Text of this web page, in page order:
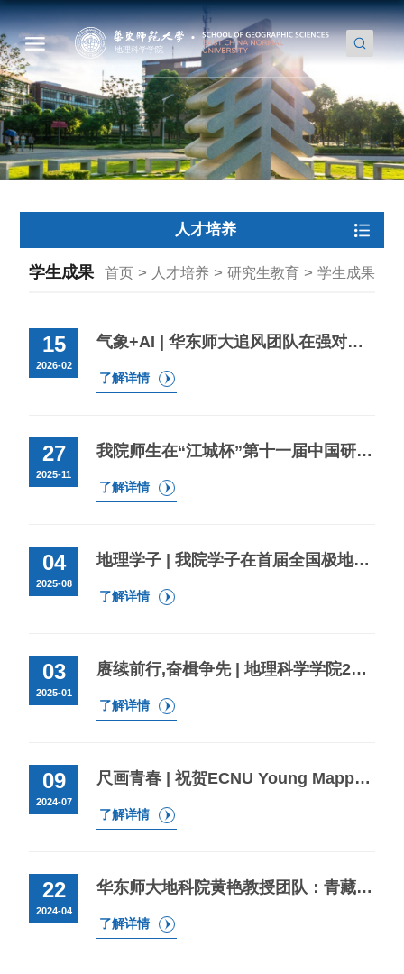
人才培养
首页 > 人才培养 > 研究生教育 > 学生成果
学生成果
15
2026-02
气象+AI | 华东师大追风团队在强对流天气训练数据集智能应用创新挑战活动荣获佳绩
了解详情
27
2025-11
我院师生在“江城杯”第十一届中国研究生智慧城市技术与创意设计大赛再创佳绩
了解详情
04
2025-08
地理学子 | 我院学子在首届全国极地科学与教育创新教-学大赛中斩获一等奖
了解详情
03
2025-01
赓续前行,奋楫争先 | 地理科学学院2024年度学生荣誉榜
了解详情
09
2024-07
尺画青春 | 祝贺ECNU Young Mappers！“星湖杯”地图大赛再创佳绩
了解详情
22
2024-04
华东师大地科院黄艳教授团队：青藏高原近20年积雪物候时空变化特征及其影响因素分析
了解详情